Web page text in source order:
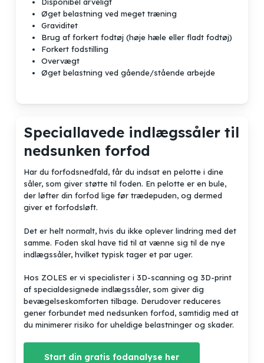
Ingen varer i kurven.
Go to shop
Øget belastning ved meget træning
Graviditet
Brug af forkert fodtøj (høje hæle eller fladt fodtøj)
Forkert fodstilling
Overvægt
Øget belastning ved gående/stående arbejde
Speciallavede indlægssåler til
nedsunken forfod
Har du forfodsnedfald, får du indsat en pelotte i dine
såler, som giver støtte til foden. En pelotte er en bule,
der løfter din forfod lige før trædepuden, og dermed
giver et forfodsløft.
Det er helt normalt, hvis du ikke oplever lindring med det
samme. Foden skal have tid til at vænne sig til de nye
indlægssåler, hvilket typisk tager et par uger.
Hos ZOLES er vi specialister i 3D-scanning og 3D-print
af specialdesignede indlægssåler, som giver dig
bevægelseskomforten tilbage. Derudover reduceres
gener forbundet med nedsunken forfod, samtidig med at
du minimerer risiko for uheldige belastninger og skader.
Start din gratis fodanalyse her